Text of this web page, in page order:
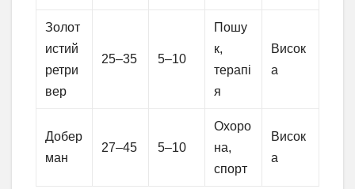
Золот
истий
ретри
вер
25–35 5–10
Пошу
к,
терапі
я
Висок
а
Добер
ман
27–45 5–10
Охоро
на,
спорт
Висок
а